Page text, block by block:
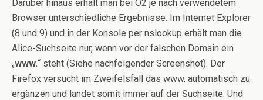
Darüber hinaus erhält man bei O2 je nach verwendetem
Browser unterschiedliche Ergebnisse. Im Internet Explorer
(8 und 9) und in der Konsole per nslookup erhält man die
Alice-Suchseite nur, wenn vor der falschen Domain ein
„www.“ steht (Siehe nachfolgender Screenshot). Der
Firefox versucht im Zweifelsfall das www. automatisch zu
ergänzen und landet somit immer auf der Suchseite. Und